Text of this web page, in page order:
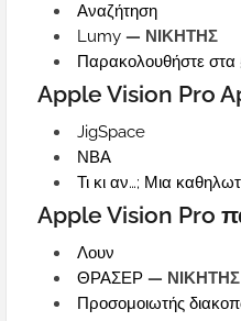
Αναζήτηση
Lumy — ΝΙΚΗΤΗΣ
Παρακολουθήστε στα
Apple Vision Pro
JigSpace
ΝΒΑ
Τι κι αν…; Μια
Apple Vision Pro
Λουν
ΘΡΑΣΕΡ — ΝΙΚΗΤΗΣ
Προσομοιωτής